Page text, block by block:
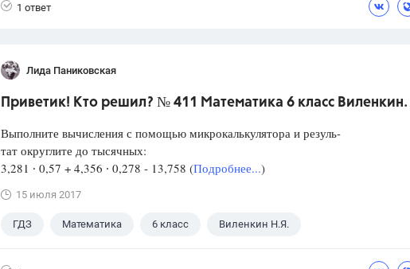
1 ответ
Лида Паниковская
Приветик! Кто решил? № 411 Математика 6 класс Виленкин.
Выполните вычисления с помощью микрокалькулятора и резуль-
тат округлите до тысячных:
3,281 ∙ 0,57 + 4,356 ∙ 0,278 - 13,758 (Подробнее...)
15 июля 2017
ГДЗ Математика 6 класс Виленкин Н.Я.